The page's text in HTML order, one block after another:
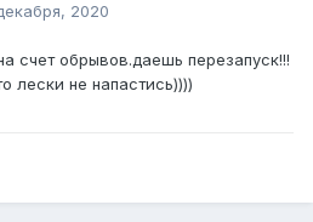
2020
счет обрывов.даешь перезапуск!!!
лески не напастись))))